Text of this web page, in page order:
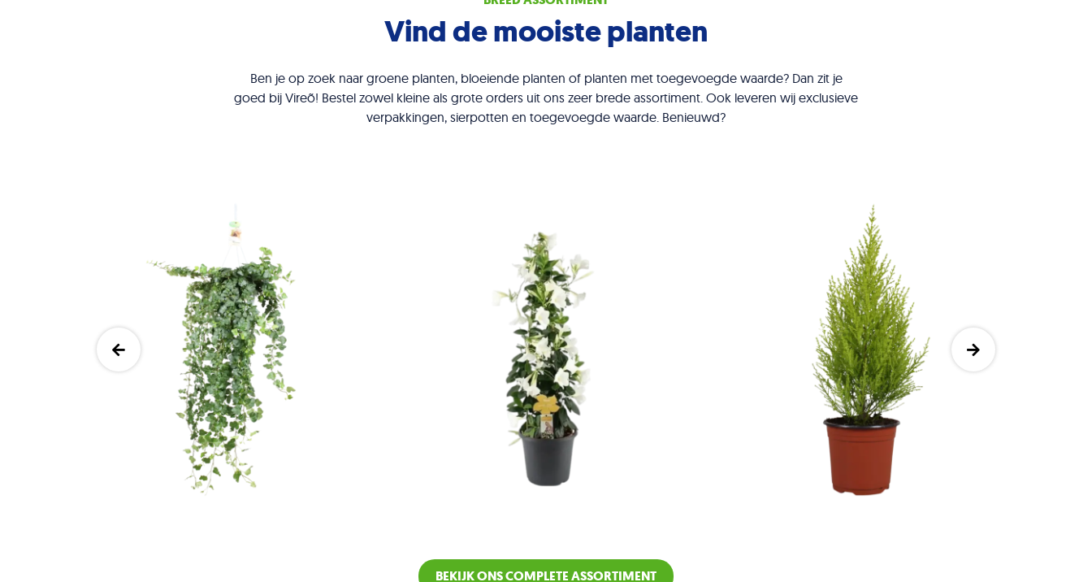
Vind de mooiste planten
Ben je op zoek naar groene planten, bloeiende planten of planten met toegevoegde waarde? Dan zit je
goed bij Vireõ! Bestel zowel kleine als grote orders uit ons zeer brede assortiment. Ook leveren wij exclusieve
verpakkingen, sierpotten en toegevoegde waarde. Benieuwd?
BEKIJK ONS COMPLETE ASSORTIMENT